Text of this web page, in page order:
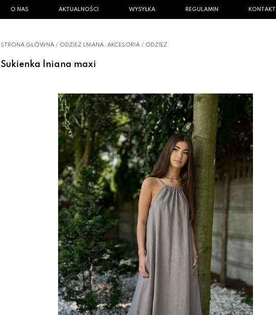
O NAS AKTUALNOŚCI WYSYŁKA REGULAMIN KONTAKT
STRONA GŁÓWNA / ODZIEŻ LNIANA, AKCESORIA / ODZIEŻ
Sukienka lniana maxi